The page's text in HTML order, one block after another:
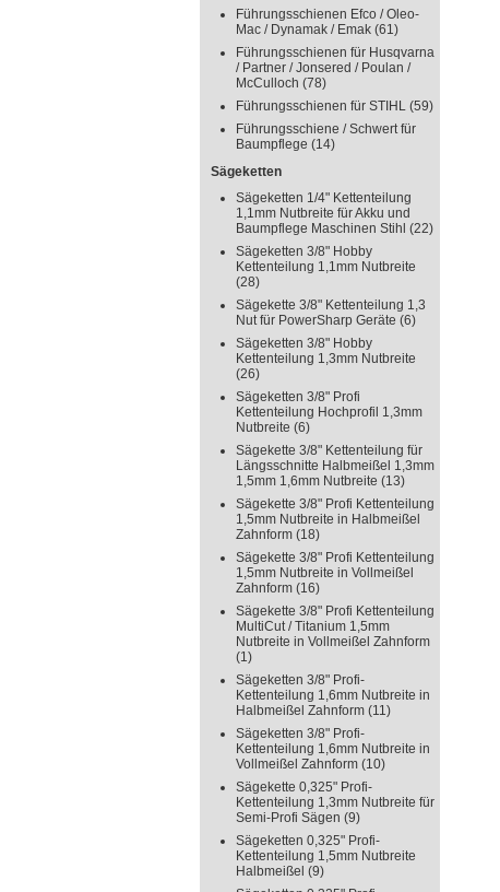
Führungsschienen Efco / Oleo-
Mac / Dynamak / Emak (61)
Führungsschienen für Husqvarna
/ Partner / Jonsered / Poulan /
McCulloch (78)
Führungsschienen für STIHL (59)
Führungsschiene / Schwert für
Baumpflege (14)
Sägeketten
Sägeketten 1/4" Kettenteilung
1,1mm Nutbreite für Akku und
Baumpflege Maschinen Stihl (22)
Sägeketten 3/8" Hobby
Kettenteilung 1,1mm Nutbreite
(28)
Sägekette 3/8" Kettenteilung 1,3
Nut für PowerSharp Geräte (6)
Sägeketten 3/8" Hobby
Kettenteilung 1,3mm Nutbreite
(26)
Sägeketten 3/8" Profi
Kettenteilung Hochprofil 1,3mm
Nutbreite (6)
Sägekette 3/8" Kettenteilung für
Längsschnitte Halbmeißel 1,3mm
1,5mm 1,6mm Nutbreite (13)
Sägekette 3/8" Profi Kettenteilung
1,5mm Nutbreite in Halbmeißel
Zahnform (18)
Sägekette 3/8" Profi Kettenteilung
1,5mm Nutbreite in Vollmeißel
Zahnform (16)
Sägekette 3/8" Profi Kettenteilung
MultiCut / Titanium 1,5mm
Nutbreite in Vollmeißel Zahnform
(1)
Sägeketten 3/8" Profi-
Kettenteilung 1,6mm Nutbreite in
Halbmeißel Zahnform (11)
Sägeketten 3/8" Profi-
Kettenteilung 1,6mm Nutbreite in
Vollmeißel Zahnform (10)
Sägekette 0,325" Profi-
Kettenteilung 1,3mm Nutbreite für
Semi-Profi Sägen (9)
Sägeketten 0,325" Profi-
Kettenteilung 1,5mm Nutbreite
Halbmeißel (9)